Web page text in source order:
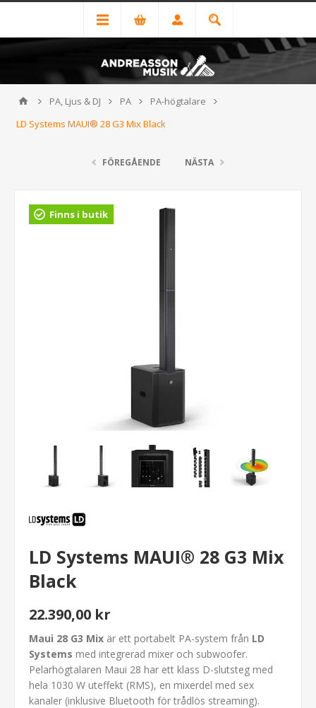
PA, Ljus & DJ PA
PA-högtalare
LD Systems MAUI® 28 G3 Mix Black
FÖREGÅENDE NÄSTA
Finns i butik
LD Systems MAUI® 28 G3 Mix
Black
22.390,00 kr
Maui 28 G3 Mix är ett portabelt PA-system från LD
Systems med integrerad mixer och subwoofer.
Pelarhögtalaren Maui 28 har ett klass D-slutsteg med
hela 1030 W uteffekt (RMS), en mixerdel med sex
kanaler (inklusive Bluetooth för trådlös streaming).